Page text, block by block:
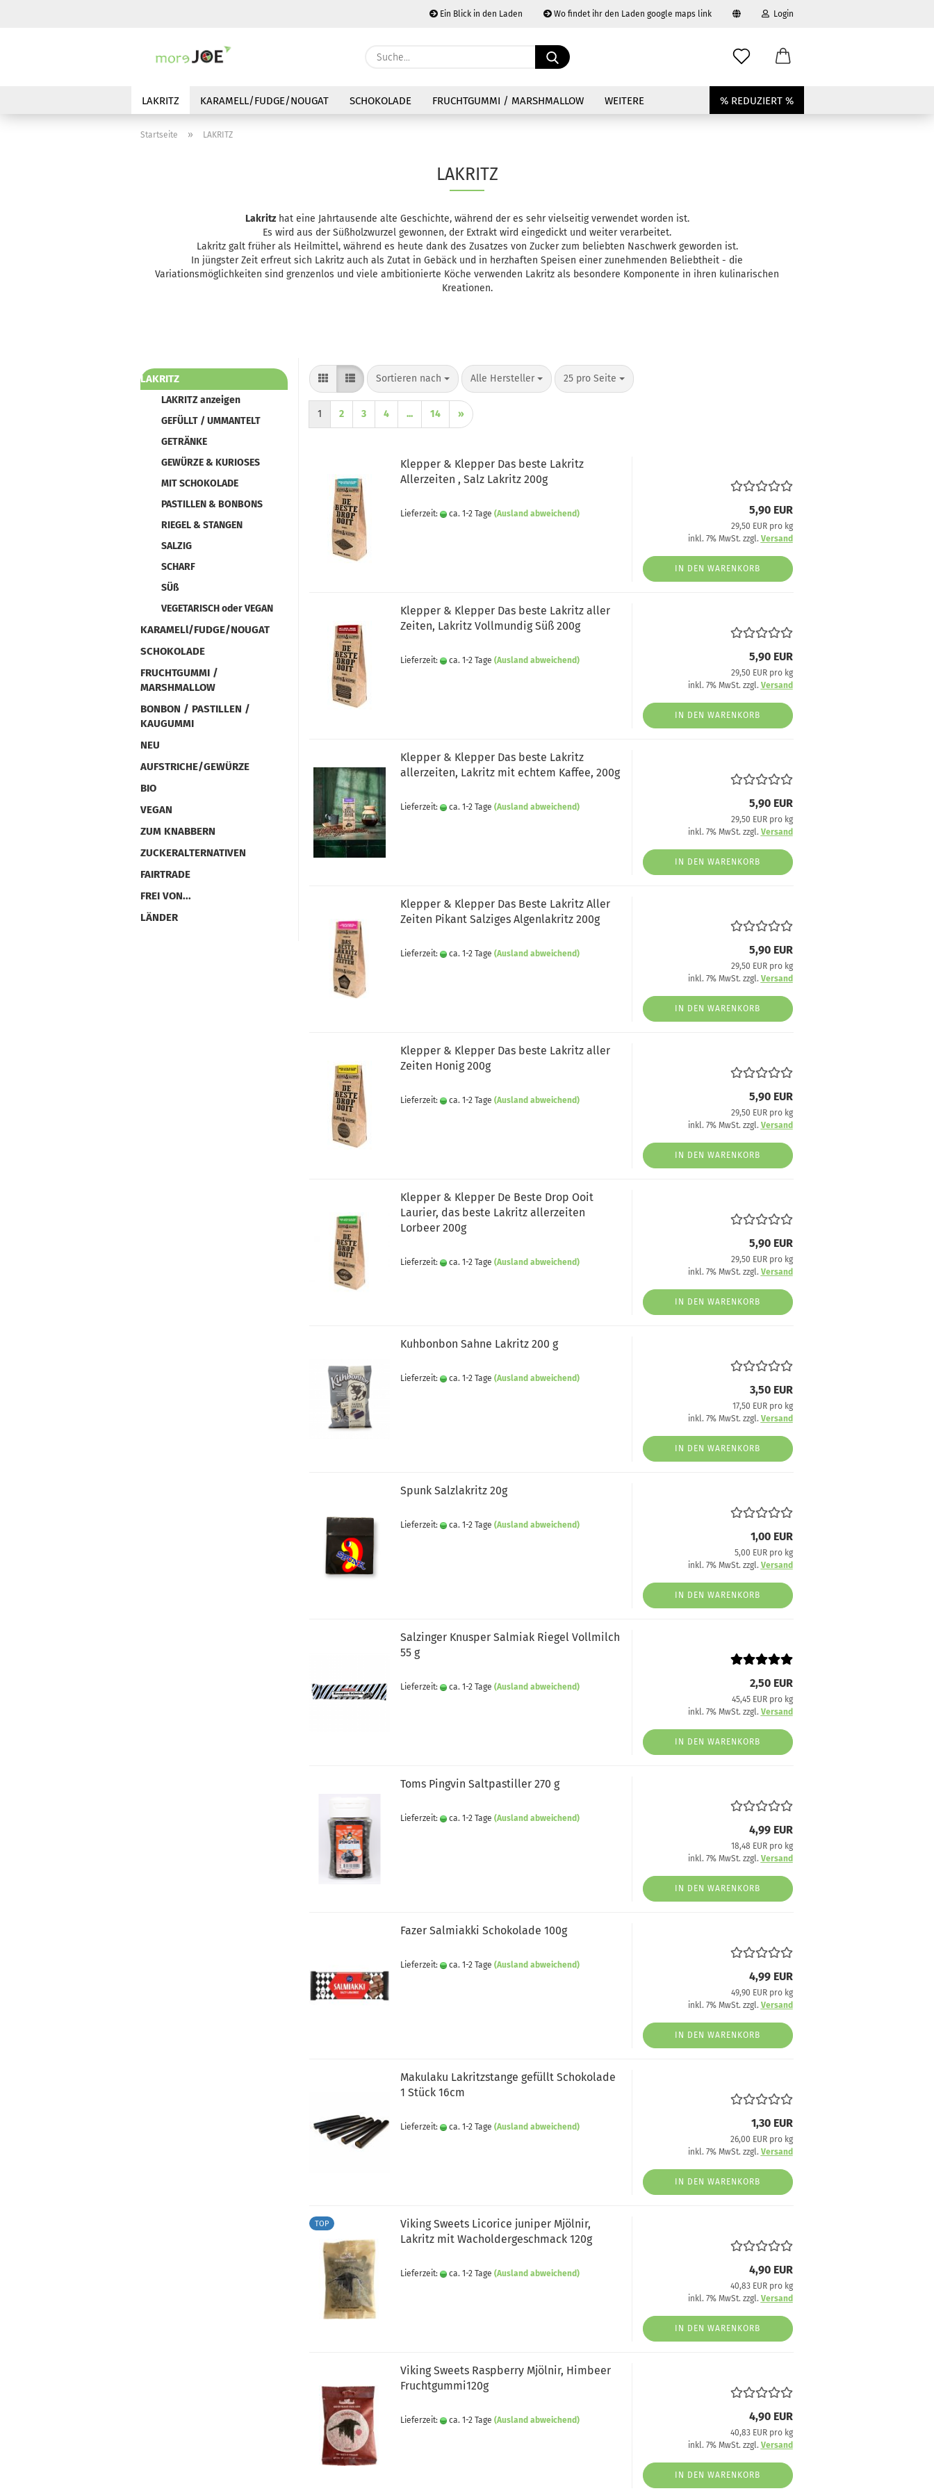
Ein Blick in den Laden Wo findet ihr den Laden google maps link
Währung auswählen
Login
Passwort vergessen?
Suche...
LAKRITZ KARAMELL/FUDGE/NOUGAT SCHOKOLADE FRUCHTGUMMI / MARSHMALLOW % REDUZIERT %
WEITERE
Startseite » LAKRITZ
LAKRITZ
Lakritzhat eine Jahrtausende alte Geschichte, während der es sehr vielseitig verwendet worden ist.
Es wird aus der Süßholzwurzel gewonnen, der Extrakt wird eingedickt und weiter verarbeitet.
Lakritz galt früher als Heilmittel, während es heute dank des Zusatzes von Zucker zum beliebten Naschwerk geworden ist.
In jüngster Zeit erfreut sich Lakritz auch als Zutat in Gebäck und in herzhaften Speisen einer zunehmenden Beliebtheit - die
Variationsmöglichkeiten sind grenzenlos und viele ambitionierte Köche verwenden Lakritz als besondere Komponente in ihren kulinarischen
Kreationen.
LAKRITZ
LAKRITZ anzeigen
GEFÜLLT / UMMANTELT
GETRÄNKE
GEWÜRZE & KURIOSES
MIT SCHOKOLADE
PASTILLEN & BONBONS
RIEGEL & STANGEN
SALZIG
SCHARF
SÜß
VEGETARISCH oder VEGAN
KARAMELl/FUDGE/NOUGAT
SCHOKOLADE
FRUCHTGUMMI /
MARSHMALLOW
BONBON / PASTILLEN /
KAUGUMMI
NEU
AUFSTRICHE/GEWÜRZE
BIO
VEGAN
ZUM KNABBERN
ZUCKERALTERNATIVEN
FAIRTRADE
FREI VON...
LÄNDER
Sortieren nach
Sortieren nach Alle Hersteller
pro Seite 25 pro Seite
pro Seite
1 2 3 4 ... 14 »
Klepper & Klepper Das beste Lakritz
Allerzeiten , Salz Lakritz 200g
Lieferzeit: ca. 1-2 Tage (Ausland abweichend) 5,90 EUR
29,50 EUR pro kg
inkl. 7% MwSt. zzgl. Versand
IN DEN WARENKORB
Klepper & Klepper Das beste Lakritz aller
Zeiten, Lakritz Vollmundig Süß 200g
Lieferzeit: ca. 1-2 Tage (Ausland abweichend) 5,90 EUR
29,50 EUR pro kg
inkl. 7% MwSt. zzgl. Versand
IN DEN WARENKORB
Klepper & Klepper Das beste Lakritz
allerzeiten, Lakritz mit echtem Kaffee, 200g
Lieferzeit: ca. 1-2 Tage (Ausland abweichend) 5,90 EUR
29,50 EUR pro kg
inkl. 7% MwSt. zzgl. Versand
IN DEN WARENKORB
Klepper & Klepper Das Beste Lakritz Aller
Zeiten Pikant Salziges Algenlakritz 200g
Lieferzeit: ca. 1-2 Tage (Ausland abweichend) 5,90 EUR
29,50 EUR pro kg
inkl. 7% MwSt. zzgl. Versand
IN DEN WARENKORB
Klepper & Klepper Das beste Lakritz aller
Zeiten Honig 200g
Lieferzeit: ca. 1-2 Tage (Ausland abweichend) 5,90 EUR
29,50 EUR pro kg
inkl. 7% MwSt. zzgl. Versand
IN DEN WARENKORB
Klepper & Klepper De Beste Drop Ooit
Laurier, das beste Lakritz allerzeiten
Lorbeer 200g
Lieferzeit: ca. 1-2 Tage (Ausland abweichend)
5,90 EUR
29,50 EUR pro kg
inkl. 7% MwSt. zzgl. Versand
IN DEN WARENKORB
Kuhbonbon Sahne Lakritz 200 g
Lieferzeit: ca. 1-2 Tage (Ausland abweichend)
3,50 EUR
17,50 EUR pro kg
inkl. 7% MwSt. zzgl. Versand
IN DEN WARENKORB
Spunk Salzlakritz 20g
Lieferzeit: ca. 1-2 Tage (Ausland abweichend)
1,00 EUR
5,00 EUR pro kg
inkl. 7% MwSt. zzgl. Versand
IN DEN WARENKORB
Salzinger Knusper Salmiak Riegel Vollmilch
55 g
Lieferzeit: ca. 1-2 Tage (Ausland abweichend) 2,50 EUR
45,45 EUR pro kg
inkl. 7% MwSt. zzgl. Versand
IN DEN WARENKORB
Toms Pingvin Saltpastiller 270 g
Lieferzeit: ca. 1-2 Tage (Ausland abweichend)
4,99 EUR
18,48 EUR pro kg
inkl. 7% MwSt. zzgl. Versand
IN DEN WARENKORB
Fazer Salmiakki Schokolade 100g
Lieferzeit: ca. 1-2 Tage (Ausland abweichend)
4,99 EUR
49,90 EUR pro kg
inkl. 7% MwSt. zzgl. Versand
IN DEN WARENKORB
Makulaku Lakritzstange gefüllt Schokolade
1 Stück 16cm
Lieferzeit: ca. 1-2 Tage (Ausland abweichend) 1,30 EUR
26,00 EUR pro kg
inkl. 7% MwSt. zzgl. Versand
IN DEN WARENKORB
TOP
Viking Sweets Licorice juniper Mjölnir,
Lakritz mit Wacholdergeschmack 120g
Lieferzeit: ca. 1-2 Tage (Ausland abweichend) 4,90 EUR
40,83 EUR pro kg
inkl. 7% MwSt. zzgl. Versand
IN DEN WARENKORB
Viking Sweets Raspberry Mjölnir, Himbeer
Fruchtgummi120g
Lieferzeit: ca. 1-2 Tage (Ausland abweichend) 4,90 EUR
40,83 EUR pro kg
inkl. 7% MwSt. zzgl. Versand
IN DEN WARENKORB